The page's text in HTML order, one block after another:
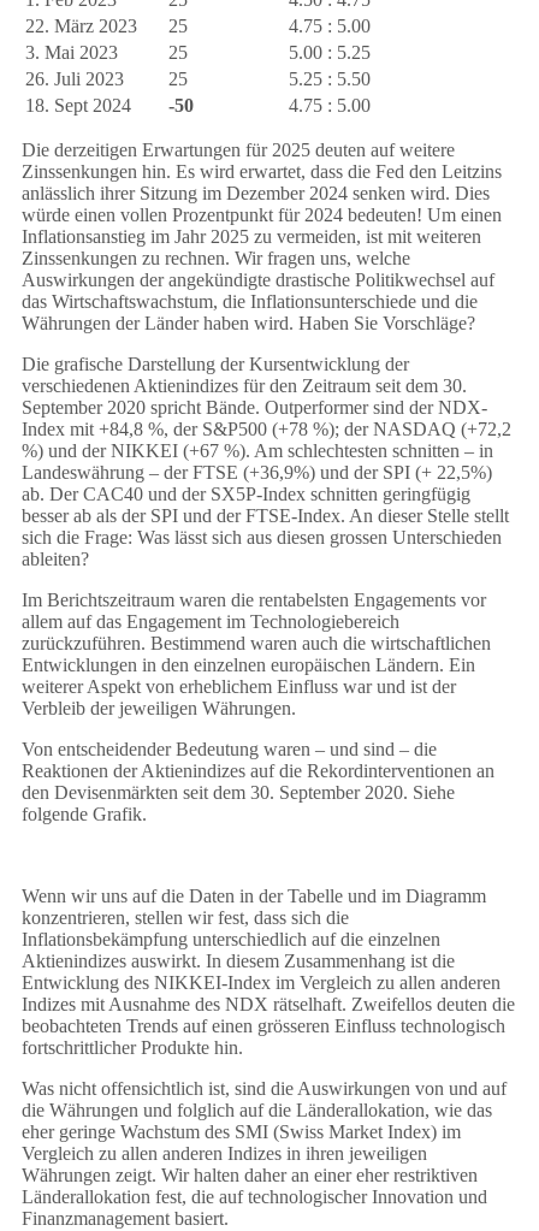
22. März 2023
25
4.75 : 5.00
3. Mai 2023
25
5.00 : 5.25
26. Juli 2023
25
5.25 : 5.50
18. Sept 2024
-50 4.75 : 5.00
Die derzeitigen Erwartungen für 2025 deuten auf weitere
Zinssenkungen hin. Es wird erwartet, dass die Fed den Leitzins
anlässlich ihrer Sitzung im Dezember 2024 senken wird. Dies
würde einen vollen Prozentpunkt für 2024 bedeuten! Um einen
Inflationsanstieg im Jahr 2025 zu vermeiden, ist mit weiteren
Zinssenkungen zu rechnen. Wir fragen uns, welche
Auswirkungen der angekündigte drastische Politikwechsel auf
das Wirtschaftswachstum, die Inflationsunterschiede und die
Währungen der Länder haben wird. Haben Sie Vorschläge?
Die grafische Darstellung der Kursentwicklung der
verschiedenen Aktienindizes für den Zeitraum seit dem 30.
September 2020 spricht Bände. Outperformer sind der NDX-
Index mit +84,8 %, der S&P500 (+78 %); der NASDAQ (+72,2
%) und der NIKKEI (+67 %). Am schlechtesten schnitten – in
Landeswährung – der FTSE (+36,9%) und der SPI (+ 22,5%)
ab. Der CAC40 und der SX5P-Index schnitten geringfügig
besser ab als der SPI und der FTSE-Index. An dieser Stelle stellt
sich die Frage: Was lässt sich aus diesen grossen Unterschieden
ableiten?
Im Berichtszeitraum waren die rentabelsten Engagements vor
allem auf das Engagement im Technologiebereich
zurückzuführen. Bestimmend waren auch die wirtschaftlichen
Entwicklungen in den einzelnen europäischen Ländern. Ein
weiterer Aspekt von erheblichem Einfluss war und ist der
Verbleib der jeweiligen Währungen.
Von entscheidender Bedeutung waren – und sind – die
Reaktionen der Aktienindizes auf die Rekordinterventionen an
den Devisenmärkten seit dem 30. September 2020. Siehe
folgende Grafik.
Wenn wir uns auf die Daten in der Tabelle und im Diagramm
konzentrieren, stellen wir fest, dass sich die
Inflationsbekämpfung unterschiedlich auf die einzelnen
Aktienindizes auswirkt. In diesem Zusammenhang ist die
Entwicklung des NIKKEI-Index im Vergleich zu allen anderen
Indizes mit Ausnahme des NDX rätselhaft. Zweifellos deuten die
beobachteten Trends auf einen grösseren Einfluss technologisch
fortschrittlicher Produkte hin.
Was nicht offensichtlich ist, sind die Auswirkungen von und auf
die Währungen und folglich auf die Länderallokation, wie das
eher geringe Wachstum des SMI (Swiss Market Index) im
Vergleich zu allen anderen Indizes in ihren jeweiligen
Währungen zeigt. Wir halten daher an einer eher restriktiven
Länderallokation fest, die auf technologischer Innovation und
Finanzmanagement basiert.